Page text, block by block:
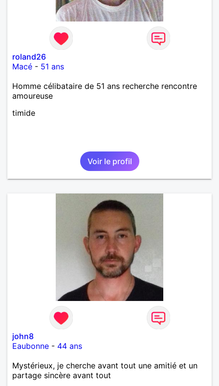
roland26
Macé - 51 ans
Homme célibataire de 51 ans recherche rencontre
amoureuse
timide
Voir le profil
john8
Eaubonne - 44 ans
Mystérieux, je cherche avant tout une amitié et un
partage sincère avant tout